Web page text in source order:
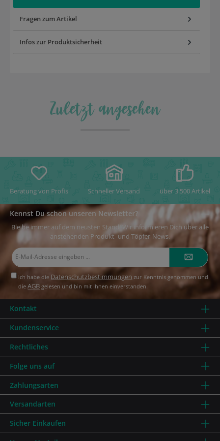
Fragen zum Artikel
Infos zur Produktsicherheit
Zuletzt angesehen
Beratung von Profis Schneller Versand über 3.500 Artikel
Kennst Du schon unseren Newsletter?
Bleibe immer auf dem neusten Stand! Wir informieren Dich über alle
anstehenden Produkt- und Töpfer-News.
Ich habe die Datenschutzbestimmungen zur Kenntnis genommen und
dieAGB gelesen und bin mit ihnen einverstanden.
Kundenservice
Rechtliches
Kontakt
Zahlungsarten
Versandarten
Sicher Einkaufen
Folge uns auf